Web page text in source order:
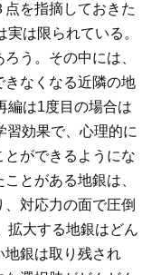
を指摘しておきた
は限られている。
う。その中には、
きなくなる近隣の地
編は1度目の場合は
習効果で、心理的に
とができるようにな
とがある地銀は、
対応力の面で圧倒
拡大する地銀はどん
地銀は取り残され